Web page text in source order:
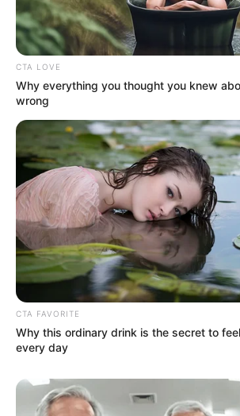
CTA LOVE
Why everything you thought you knew
wrong
CTA FAVORITE
Why this ordinary drink is the secret to
every day